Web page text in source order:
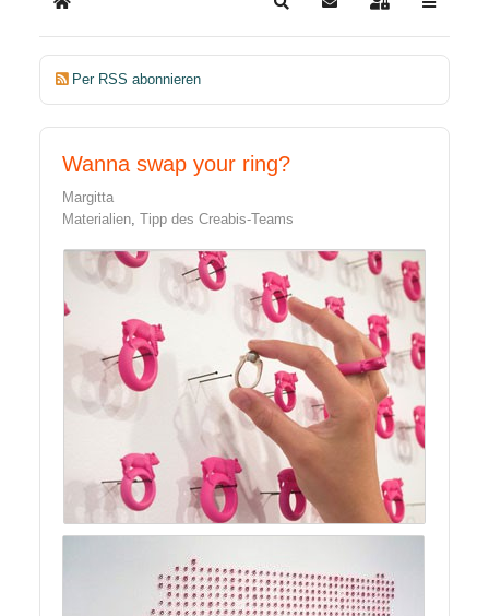
Home SearchUpdates abonnieren
Sign In
Per RSS abonnieren
Wanna swap your ring?
Margitta
Materialien Tipp des Creabis-Teams